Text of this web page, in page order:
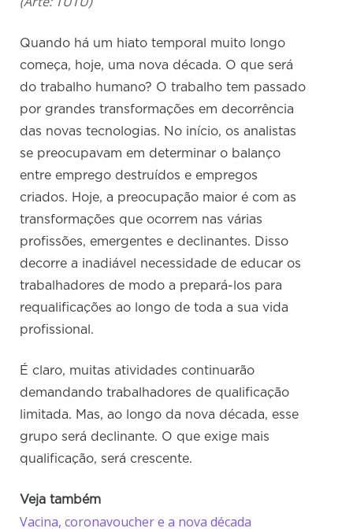
Quando há um hiato temporal muito longo
começa, hoje, uma nova década. O que será
do trabalho humano? O trabalho tem passado
por grandes transformações em decorrência
das novas tecnologias. No início, os analistas
se preocupavam em determinar o balanço
entre emprego destruídos e empregos
criados. Hoje, a preocupação maior é com as
transformações que ocorrem nas várias
profissões, emergentes e declinantes. Disso
decorre a inadiável necessidade de educar os
trabalhadores de modo a prepará-los para
requalificações ao longo de toda a sua vida
profissional.
É claro, muitas atividades continuarão
demandando trabalhadores de qualificação
limitada. Mas, ao longo da nova década, esse
grupo será declinante. O que exige mais
qualificação, será crescente.
Veja também
Vacina, coronavoucher e a nova década